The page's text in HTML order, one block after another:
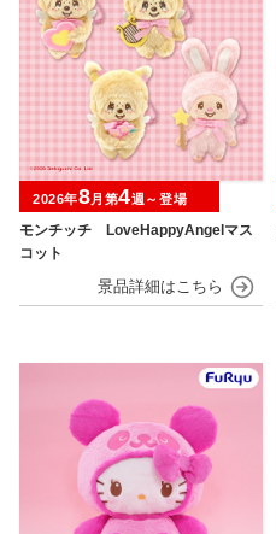
モンチッチ LoveHappyAngelマス
コット
2026年8月第4週～登場